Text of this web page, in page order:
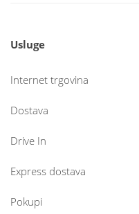
Usluge
Internet trgovina
Dostava
Drive In
Express dostava
Pokupi